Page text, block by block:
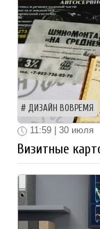
ДИЗАЙН ВОВРЕМЯ
11:59 | 30 июля
Визитные